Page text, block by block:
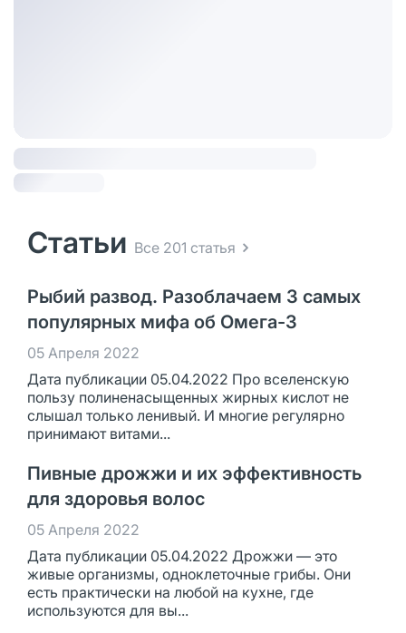
Статьи Все 201 статья
Рыбий развод. Разоблачаем 3 самых
популярных мифа об Омега-3
05 Апреля 2022
Дата публикации 05.04.2022 Про вселенскую
пользу полиненасыщенных жирных кислот не
слышал только ленивый. И многие регулярно
принимают витами...
Пивные дрожжи и их эффективность
для здоровья волос
05 Апреля 2022
Дата публикации 05.04.2022 Дрожжи — это
живые организмы, одноклеточные грибы. Они
есть практически на любой на кухне, где
используются для вы...